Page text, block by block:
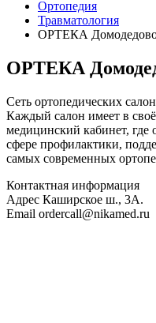
Ортопедия
Травматология
ОРТЕКА
ОРТЕКА
Сеть ортопедических
Каждый салон имеет в
медицинский кабинет, где
сфере профилактики,
самых современных
Контактная информация
Адрес Каширское ш., 3А.
Email ordercall@nikamed.ru